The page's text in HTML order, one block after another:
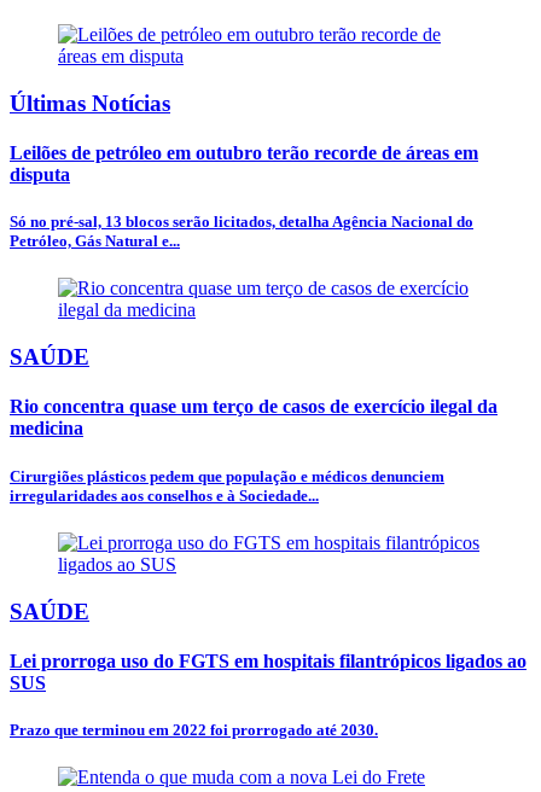
Últimas Notícias
Leilões de petróleo em outubro terão recorde de áreas em
disputa
Só no pré-sal, 13 blocos serão licitados, detalha Agência Nacional do
Petróleo, Gás Natural e...
SAÚDE
Rio concentra quase um terço de casos de exercício ilegal da
medicina
Cirurgiões plásticos pedem que população e médicos denunciem
irregularidades aos conselhos e à Sociedade...
SAÚDE
Lei prorroga uso do FGTS em hospitais filantrópicos ligados ao
SUS
Prazo que terminou em 2022 foi prorrogado até 2030.